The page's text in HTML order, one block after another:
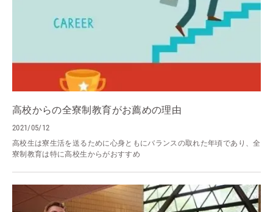
高校からの全寮制教育がお薦めの理由
2021/05/12
高校生は寮生活を送るために心身ともにバランスの取れた年頃であり、全
寮制教育は特に高校生からがおすすめ